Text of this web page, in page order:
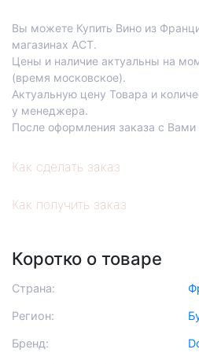
Вы можете Купить Вино из
магазинах АСТ.
Цены и наличие актуальны на
(время московское).
Актуальную цену Товара и
у менеджера.
После оформления заказа с
Как сделать заказ
Как получить заказ
Коротко о товаре
Страна:
Регион:
Бренд: